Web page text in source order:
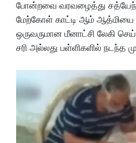
போன்றவை வரவழைத்து
மேற்கோள் காட்டி ஆம் ஆத்மியை
ஒருவருமான மீனாட்சி லேகி
சரி அல்லது பள்ளிகளில் நடந்த